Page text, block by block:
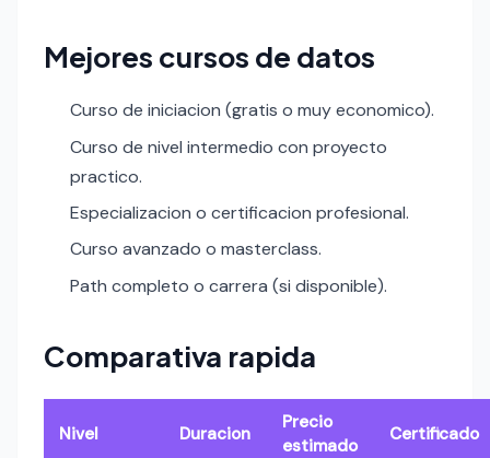
Mejores cursos de datos
Curso de iniciacion (gratis o muy economico).
Curso de nivel intermedio con proyecto
practico.
Especializacion o certificacion profesional.
Curso avanzado o masterclass.
Path completo o carrera (si disponible).
Comparativa rapida
Nivel Duracion
Precio
estimado
Certificado